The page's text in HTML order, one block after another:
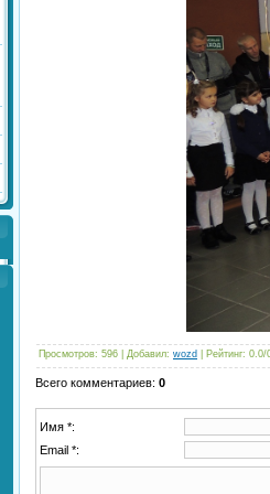
Просмотров: 596 | Добавил: wozd Рейтинг: 0.0/
Всего комментариев: 0
Имя *:
Email *: